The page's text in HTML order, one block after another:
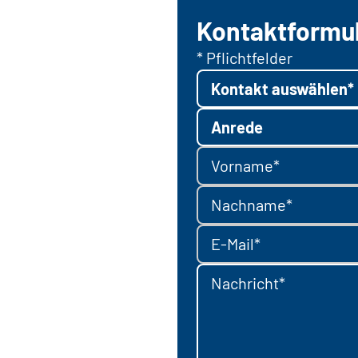
* Pflichtfelder
Kontakt auswählen*
Anrede
Vorname*
Nachname*
E-Mail*
Nachricht*